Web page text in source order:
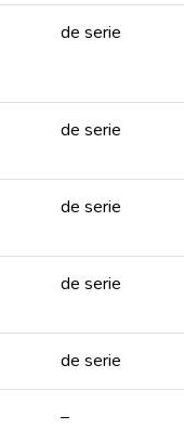
de serie
de serie
de serie
de serie
de serie
–